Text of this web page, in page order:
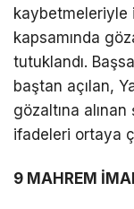
kaybetmeleriyle
kapsamında
tutuklandı.
baştan açılan,
gözaltına
ifadeleri ortaya
9 MAHREM